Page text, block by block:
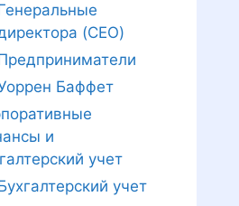
(CEO)
Баффет
и
учет
учет